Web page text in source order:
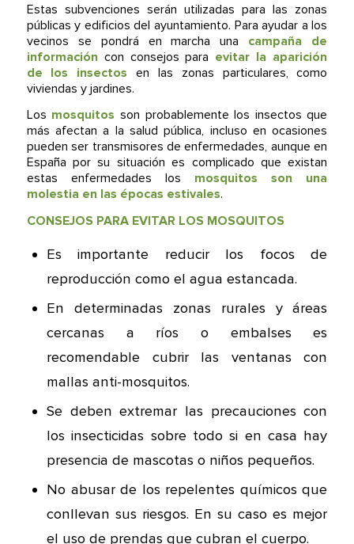
Estas subvenciones serán utilizadas para las zonas
públicas y edificios del ayuntamiento. Para ayudar a los
vecinos se pondrá en marcha una campaña de
información con consejos para evitar la aparición
de los insectos en las zonas particulares, como
viviendas y jardines.
Los mosquitos son probablemente los insectos que
más afectan a la salud pública, incluso en ocasiones
pueden ser transmisores de enfermedades, aunque en
España por su situación es complicado que existan
estas enfermedades los mosquitos son una
molestia en las épocas estivales.
CONSEJOS PARA EVITAR LOS MOSQUITOS
Es importante reducir los focos de
reproducción como el agua estancada.
En determinadas zonas rurales y áreas
cercanas a ríos o embalses es
recomendable cubrir las ventanas con
mallas anti-mosquitos.
Se deben extremar las precauciones con
los insecticidas sobre todo si en casa hay
presencia de mascotas o niños pequeños.
No abusar de los repelentes químicos que
conllevan sus riesgos. En su caso es mejor
el uso de prendas que cubran el cuerpo.